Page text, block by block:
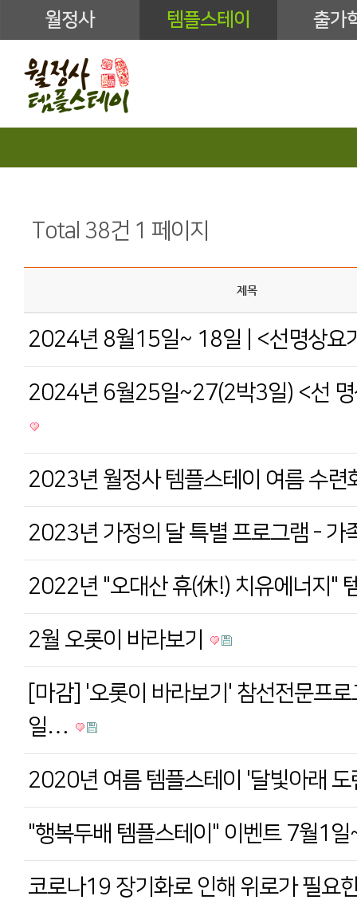
월정사 템플스테이 출가
Total 38건 1 페이지
제목
2024년 8월15일~ 18일 | <선명상요
2024년 6월25일~27(2박3일) <선
2023년 월정사 템플스테이 여름 수련
2023년 가정의 달 특별 프로그램 - 가
2022년 "오대산 휴(休!) 치유에너지"
2월 오롯이 바라보기
[마감] '오롯이 바라보기' 참선전문프
일…
2020년 여름 템플스테이 '달빛아래
"행복두배 템플스테이" 이벤트 7월1
코로나19 장기화로 인해 위로가 필요